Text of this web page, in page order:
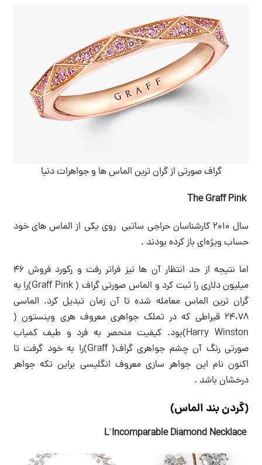
گراف صورتی از گران ترین الماس ها و جواهرات دنیا
The Graff Pink
سال ۲۰۱۰ کارشناسان حراجی ساتبی روی یکی از الماس های خود
حساب ویژه‌ای باز کرده بودند .
اما نتیجه از حد انتظار آن ها نیز فراتر رفت و رکورد فروش ۴۶
میلیون دلاری را ثبت کرد و الماس صورتی گراف ( Graff Pink)را به
گران ترین الماس معامله شده تا آن زمان تبدیل کرد. الماسی
۲۴،۷۸ قیراطی که در تملک جواهری معروف هری وینستون (
Harry Winston)بود. کیفیت منحصر به فرد و طیف کمیاب
صورتی رنگ آن چشم جواهری گراف( Graff)را به خود گرفت تا
اکنون نام این جواهر سازی معروف انگلیسی براین تکه جواهر
درخشان باشد .
(گردن بند الماس)
L`Incomparable Diamond Necklace